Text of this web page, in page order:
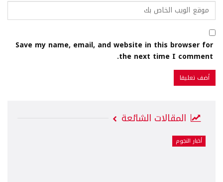
Save my name, email, and website in this browser for
the next time I comment.
المقالات الشائعة
أخبار النجوم